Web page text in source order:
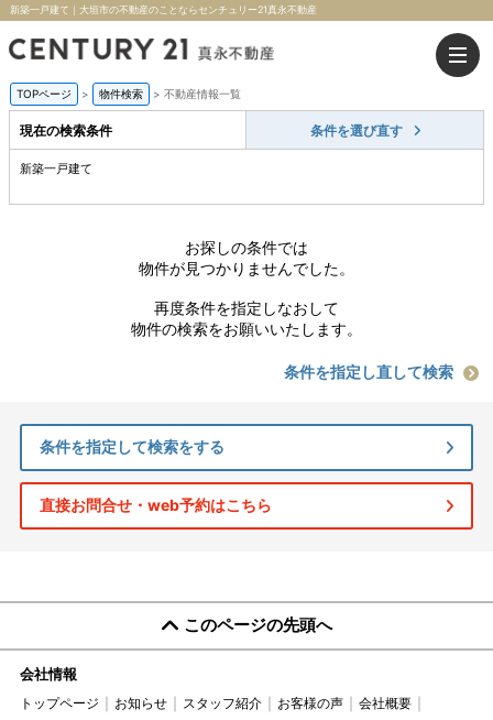
新築一戸建て｜大垣市の不動産のことならセンチュリー21真永不動産
TOPページ > 物件検索 > 不動産情報一覧
現在の検索条件 条件を選び直す
新築一戸建て
お探しの条件では
物件が見つかりませんでした。
再度条件を指定しなおして
物件の検索をお願いいたします。
条件を指定し直して検索
条件を指定して検索をする
直接お問合せ・web予約はこちら
このページの先頭へ
会社情報
トップページ お知らせ スタッフ紹介 お客様の声
会社概要